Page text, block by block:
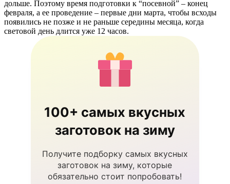
дольше. Поэтому время подготовки к “посевной” – конец
февраля, а ее проведение – первые дни марта, чтобы всходы
появились не позже и не раньше середины месяца, когда
световой день длится уже 12 часов.
100+ самых вкусных
заготовок на зиму
Получите подборку самых вкусных
заготовок на зиму, которые
обязательно стоит попробовать!